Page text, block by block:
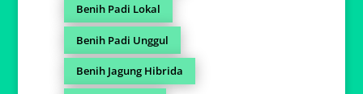
Benih Padi Lokal
Benih Padi Unggul
Benih Jagung Hibrida